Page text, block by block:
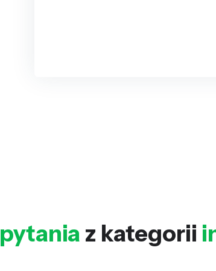
pytania z kategorii